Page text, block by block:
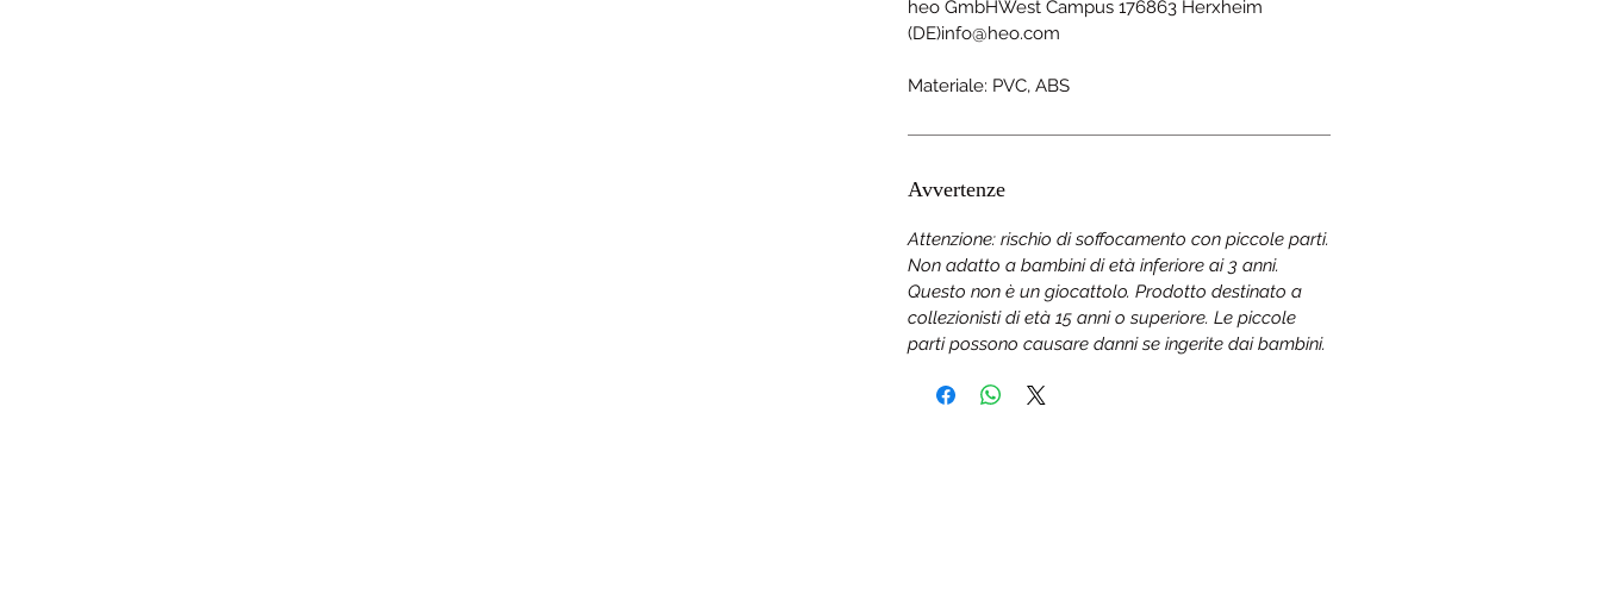
heo GmbHWest Campus 176863 Herxheim
(DE)info@heo.com
Materiale: PVC, ABS
Avvertenze
Attenzione: rischio di soffocamento con piccole parti.
Non adatto a bambini di età inferiore ai 3 anni.
Questo non è un giocattolo. Prodotto destinato a
collezionisti di età 15 anni o superiore. Le piccole
parti possono causare danni se ingerite dai bambini.